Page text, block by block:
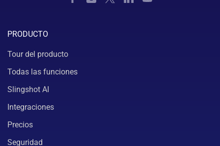
PRODUCTO
Tour del producto
Todas las funciones
Slingshot AI
Integraciones
Precios
Seguridad